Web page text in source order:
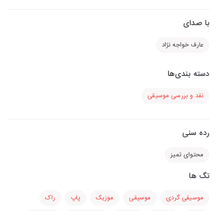
با صدای
عارف خواجه نژاد
دسته بندی‌ها
نقد و بررسی موسیقی
رده سنی
محتوای تمیز
تگ ها
موسیقی گردی موسیقی موزیک پاپ
راک